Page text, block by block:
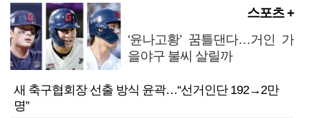
스포츠 +
‘윤나고황’ 꿈틀댄다…거인 가
을야구 불씨 살릴까
새 축구협회장 선출 방식 윤곽…“선거인단 192→2만
명”